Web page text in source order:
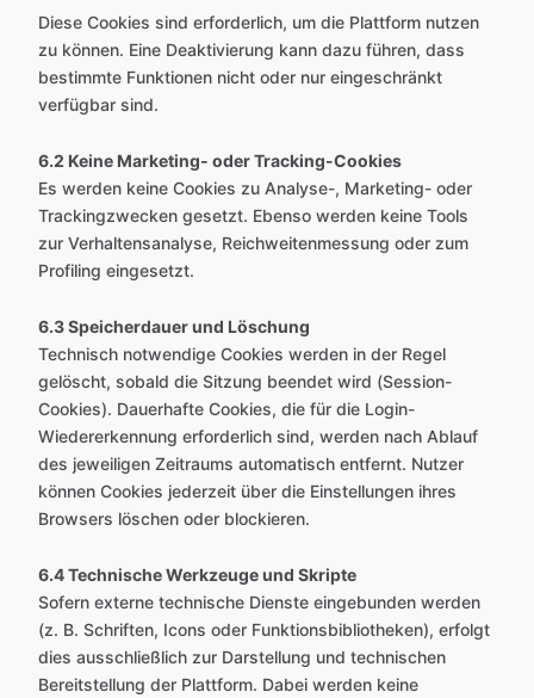
Diese Cookies sind erforderlich, um die Plattform nutzen
zu können. Eine Deaktivierung kann dazu führen, dass
bestimmte Funktionen nicht oder nur eingeschränkt
verfügbar sind.
6.2 Keine Marketing- oder Tracking-Cookies
Es werden keine Cookies zu Analyse-, Marketing- oder
Trackingzwecken gesetzt. Ebenso werden keine Tools
zur Verhaltensanalyse, Reichweitenmessung oder zum
Profiling eingesetzt.
6.3 Speicherdauer und Löschung
Technisch notwendige Cookies werden in der Regel
gelöscht, sobald die Sitzung beendet wird (Session-
Cookies). Dauerhafte Cookies, die für die Login-
Wiedererkennung erforderlich sind, werden nach Ablauf
des jeweiligen Zeitraums automatisch entfernt. Nutzer
können Cookies jederzeit über die Einstellungen ihres
Browsers löschen oder blockieren.
6.4 Technische Werkzeuge und Skripte
Sofern externe technische Dienste eingebunden werden
(z. B. Schriften, Icons oder Funktionsbibliotheken), erfolgt
dies ausschließlich zur Darstellung und technischen
Bereitstellung der Plattform. Dabei werden keine